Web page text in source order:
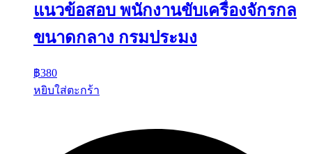
แนวข้อสอบ พนักงานขับเครื่องจักรกล
ขนาดกลาง กรมประมง
฿380
หยิบใส่ตะกร้า